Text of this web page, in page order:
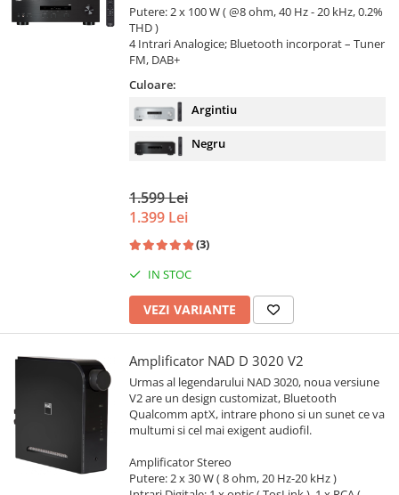
Putere: 2 x 100 W ( @8 ohm, 40 Hz - 20 kHz, 0.2%
THD )
4 Intrari Analogice; Bluetooth incorporat – Tuner
FM, DAB+
Culoare:
Argintiu
Negru
1.599 Lei
1.399 Lei
(3)
IN STOC
VEZI VARIANTE
Amplificator NAD D 3020 V2
Urmas al legendarului NAD 3020, noua versiune
V2 are un design customizat, Bluetooth
Qualcomm aptX, intrare phono si un sunet ce va
multumi si cel mai exigent audiofil.
Amplificator Stereo
Putere: 2 x 30 W ( 8 ohm, 20 Hz-20 kHz )